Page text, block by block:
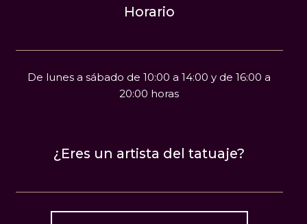
Horario
De lunes a sábado de 10:00 a 14:00 y de 16:00 a
20:00 horas
¿Eres un artista del tatuaje?